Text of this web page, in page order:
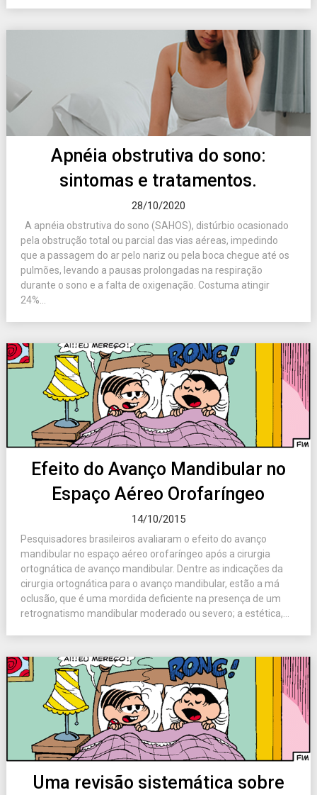
Apnéia obstrutiva do sono:
sintomas e tratamentos.
28/10/2020
A apnéia obstrutiva do sono (SAHOS), distúrbio ocasionado
pela obstrução total ou parcial das vias aéreas, impedindo
que a passagem do ar pelo nariz ou pela boca chegue até os
pulmões, levando a pausas prolongadas na respiração
durante o sono e a falta de oxigenação. Costuma atingir
24%...
Efeito do Avanço Mandibular no
Espaço Aéreo Orofaríngeo
14/10/2015
Pesquisadores brasileiros avaliaram o efeito do avanço
mandibular no espaço aéreo orofaríngeo após a cirurgia
ortognática de avanço mandibular. Dentre as indicações da
cirurgia ortognática para o avanço mandibular, estão a má
oclusão, que é uma mordida deficiente na presença de um
retrognatismo mandibular moderado ou severo; a estética,...
Uma revisão sistemática sobre